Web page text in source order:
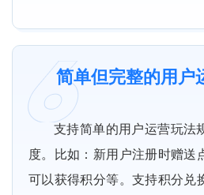
简单但完整的用户
支持简单的用户运营玩法
度。比如：新用户注册时赠送
可以获得积分等。支持积分兑